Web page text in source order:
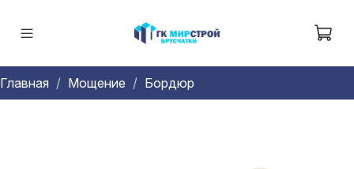
Главная Мощение Бордюр